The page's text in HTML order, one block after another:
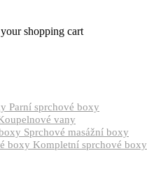
shopping cart
Parní sprchové boxy
vany
Sprchové masážní boxy
Kompletní sprchové boxy